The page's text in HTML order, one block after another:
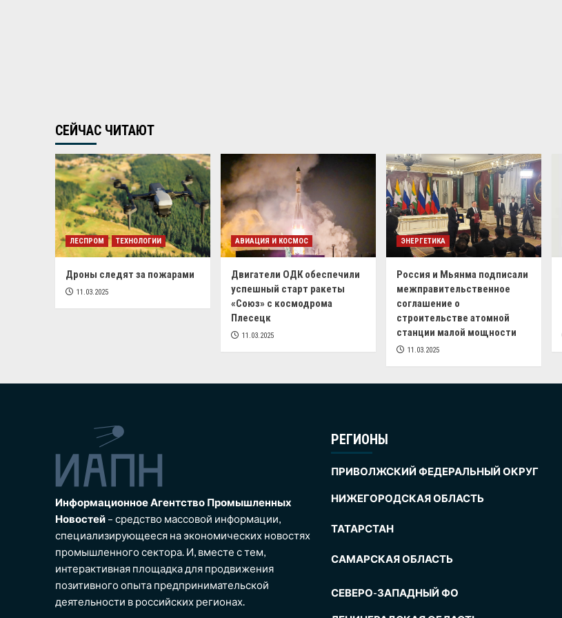
СЕЙЧАС ЧИТАЮТ
ЛЕСПРОМ ТЕХНОЛОГИИ
Дроны следят за пожарами
11.03.2025
АВИАЦИЯ И КОСМОС
Двигатели ОДК обеспечили
успешный старт ракеты
«Союз» с космодрома
Плесецк
11.03.2025
ЭНЕРГЕТИКА
Россия и Мьянма подписали
межправительственное
соглашение о
строительстве атомной
станции малой мощности
11.03.2025
Информационное Агентство Промышленных
Новостей– средство массовой информации,
специализирующееся на экономических новостях
промышленного сектора. И, вместе с тем,
интерактивная площадка для продвижения
позитивного опыта предпринимательской
деятельности в российских регионах.
РЕГИОНЫ
ПРИВОЛЖСКИЙ ФЕДЕРАЛЬНЫЙ ОКРУГ
НИЖЕГОРОДСКАЯ ОБЛАСТЬ
ТАТАРСТАН
САМАРСКАЯ ОБЛАСТЬ
СЕВЕРО-ЗАПАДНЫЙ ФО